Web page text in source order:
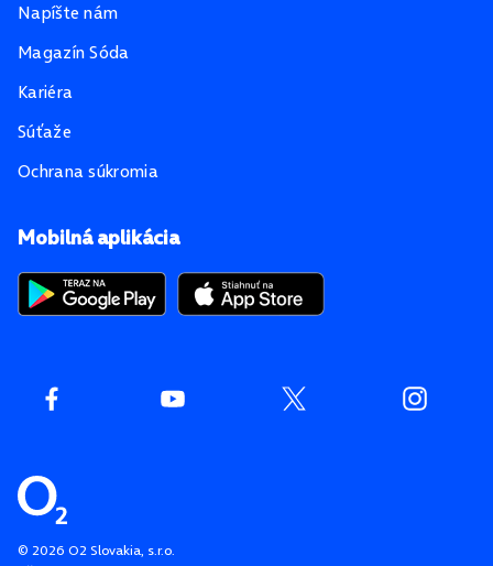
© 2026 O2 Slovakia, s.r.o.
Mobilná aplikácia
Napíšte nám
Magazín Sóda
Kariéra
Súťaže
Ochrana súkromia